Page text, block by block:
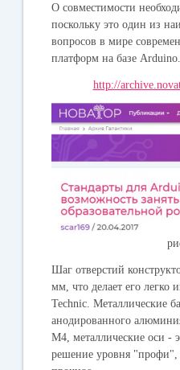
О совместимости
поскольку это один из
вопросов в мире
платформ на базе Arduino.
http://
Шаг отверстий
мм, что делает его легко
Technic. Металлические
анодированного
М4, металлические оси -
решение уровня "профи",